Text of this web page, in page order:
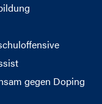
gegen Doping